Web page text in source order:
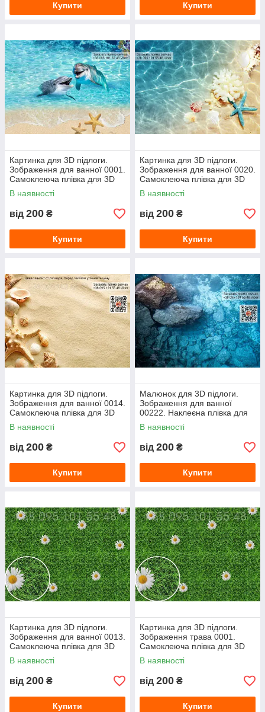
Купити Купити
Картинка для 3D підлоги.
Зображення для ванної 0001.
Самоклеюча плівка для 3D
наливної підлоги з фото
В наявності
від 200 ₴
Купити
Картинка для 3D підлоги.
Зображення для ванної 0020.
Самоклеюча плівка для 3D
наливної підлоги з фото
малюнком.
В наявності
від 200 ₴
Купити
Картинка для 3D підлоги.
Зображення для ванної 0014.
Самоклеюча плівка для 3D
наливної підлоги з фото
В наявності
від 200 ₴
Купити
Малюнок для 3D підлоги.
Зображення для ванної
00222. Наклеєна плівка для
3D наливної підлоги з фото
малюнком.
В наявності
від 200 ₴
Купити
Картинка для 3D підлоги.
Зображення для ванної 0013.
Самоклеюча плівка для 3D
наливної підлоги з фото
В наявності
від 200 ₴
Купити
Картинка для 3D підлоги.
Зображення трава 0001.
Самоклеюча плівка для 3D
наливної підлоги з фото
малюнком.
В наявності
від 200 ₴
Купити